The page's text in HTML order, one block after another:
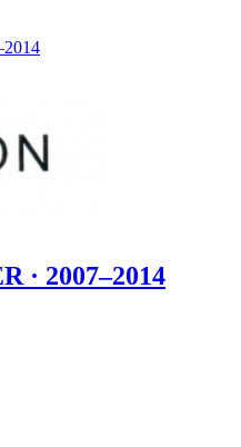
· 2007–2014